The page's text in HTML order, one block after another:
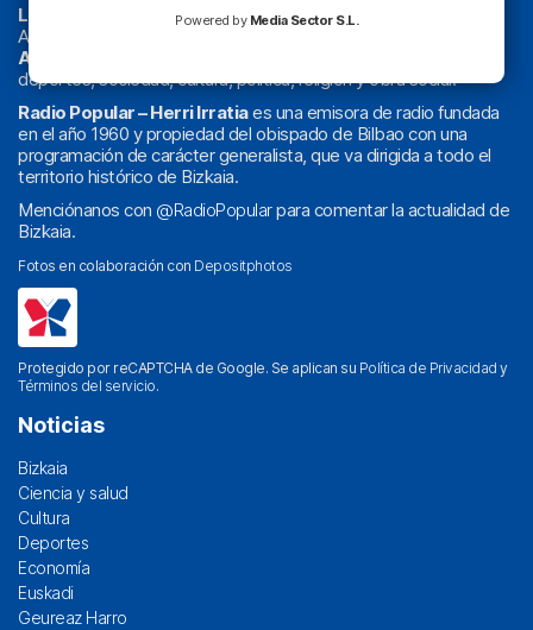
La radio sin cadenas. Desde 1960 haciendo radio en Bilbao.
Actualidad y
Athletic
deportes, sociedad, cultura, política, religión y obra social.
Radio Popular – Herri Irratiaes una emisora de radio fundada
en el año 1960 y propiedad del obispado de Bilbao con una
programación de carácter generalista, que va dirigida a todo el
territorio histórico de Bizkaia.
Menciónanos con @RadioPopularpara comentar la actualidad de
Bizkaia.
Fotos en colaboración con Depositphotos
Protegido por reCAPTCHA de Google. Se aplican su Política de Privacidad y
Términos del servicio.
Noticias
Bizkaia
Ciencia y salud
Cultura
Deportes
Economía
Euskadi
Geureaz Harro
Powered by Media Sector S.L.